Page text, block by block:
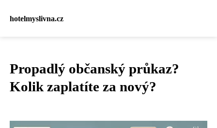
hotelmyslivna.cz
Propadlý občanský průkaz?
Kolik zaplatíte za nový?